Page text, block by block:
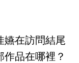
嬿在訪問結尾
品在哪裡？